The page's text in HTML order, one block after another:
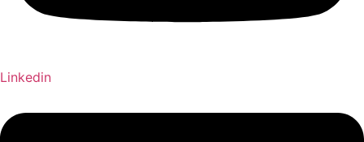
Linkedin